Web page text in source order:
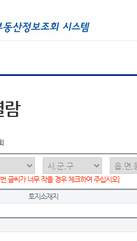
람
글씨가 너무 작을 경우 체크하여 주십시오]
토지소재지